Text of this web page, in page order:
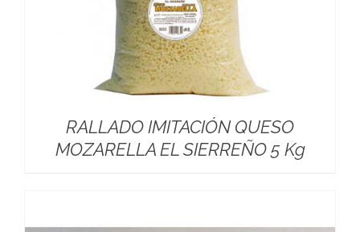
RALLADO IMITACIÓN QUESO
MOZARELLA EL SIERREÑO 5 Kg